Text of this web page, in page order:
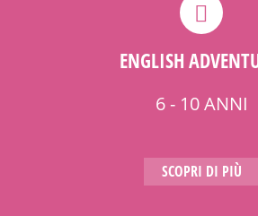
ENGLISH
6 - 10 ANNI
SCOPRI DI PIÙ